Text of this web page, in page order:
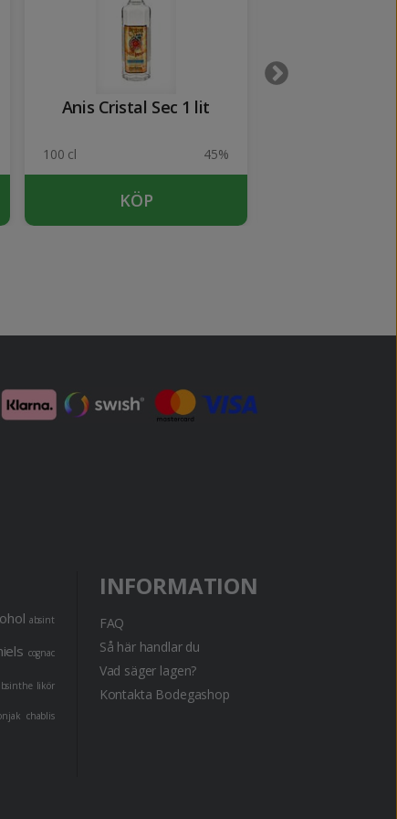
Anis Cristal Sec 1 lit
100 cl 45%
KÖP
absint
cognac
likör
chablis
INFORMATION
FAQ
Så här handlar du
Vad säger lagen?
Kontakta Bodegashop